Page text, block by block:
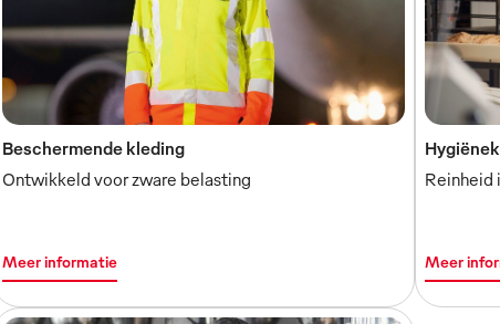
Beschermende kleding
Ontwikkeld voor zware belasting
Meer informatie
Reinheid
Meer